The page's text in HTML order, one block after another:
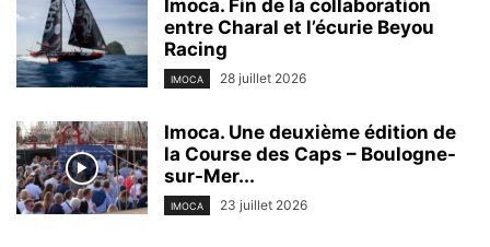
Imoca. Fin de la collaboration
entre Charal et l’écurie Beyou
Racing
IMOCA 28 juillet 2026
Imoca. Une deuxième édition de
la Course des Caps – Boulogne-
sur-Mer...
IMOCA 23 juillet 2026